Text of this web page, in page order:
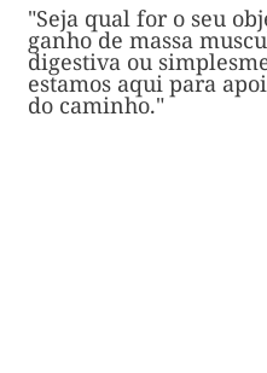
"Seja qual for o seu
ganho de massa
digestiva ou
estamos aqui para
do caminho."